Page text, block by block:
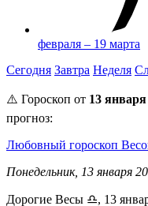
февраля – 19 марта
Сегодня Завтра Неделя
⚠️ Гороскоп от 13 января
прогноз:
Любовный гороскоп
Понедельник, 13 января
Дорогие Весы ♎, 13